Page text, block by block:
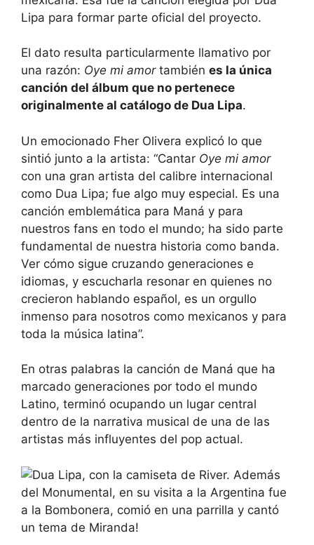
Lipa para formar parte oficial del proyecto.
El dato resulta particularmente llamativo por
una razón: Oye mi amor también es la única
canción del álbum que no pertenece
originalmente al catálogo de Dua Lipa.
Un emocionado Fher Olivera explicó lo que
sintió junto a la artista: “Cantar Oye mi amor
con una gran artista del calibre internacional
como Dua Lipa; fue algo muy especial. Es una
canción emblemática para Maná y para
nuestros fans en todo el mundo; ha sido parte
fundamental de nuestra historia como banda.
Ver cómo sigue cruzando generaciones e
idiomas, y escucharla resonar en quienes no
crecieron hablando español, es un orgullo
inmenso para nosotros como mexicanos y para
toda la música latina”.
En otras palabras la canción de Maná que ha
marcado generaciones por todo el mundo
Latino, terminó ocupando un lugar central
dentro de la narrativa musical de una de las
artistas más influyentes del pop actual.